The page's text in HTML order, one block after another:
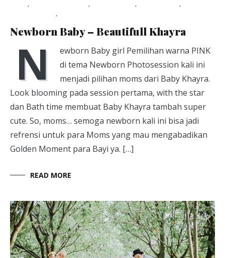
, , ,
,
,
Newborn Baby – Beautifull Khayra
N
ewborn Baby girl Pemilihan warna PINK
di tema Newborn Photosession kali ini
menjadi pilihan moms dari Baby Khayra.
Look blooming pada session pertama, with the star
dan Bath time membuat Baby Khayra tambah super
cute. So, moms… semoga newborn kali ini bisa jadi
refrensi untuk para Moms yang mau mengabadikan
Golden Moment para Bayi ya. […]
READ MORE